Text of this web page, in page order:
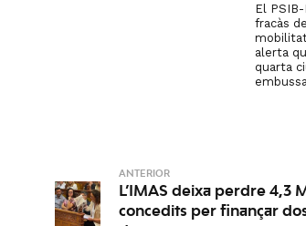
El
fracàs
alerta
quarta
ANTERIOR
L’IMAS deixa perdre 4,3
concedits per finançar